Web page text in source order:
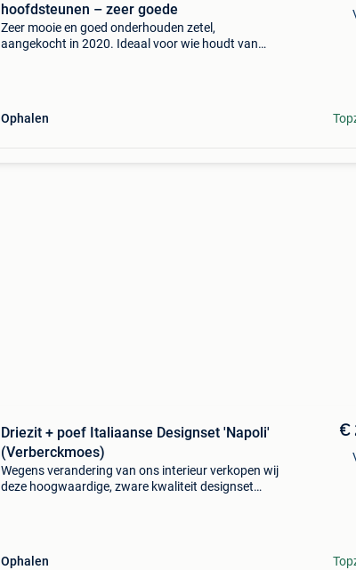
hoofdsteunen – zeer goede
Zeer mooie en goed onderhouden zetel,
aangekocht in 2020. Ideaal voor wie houdt van
Ophalen
Driezit + poef Italiaanse Designset 'Napoli'
(Verberckmoes)
Wegens verandering van ons interieur verkopen wij
deze hoogwaardige, zware kwaliteit designset
Ophalen
€